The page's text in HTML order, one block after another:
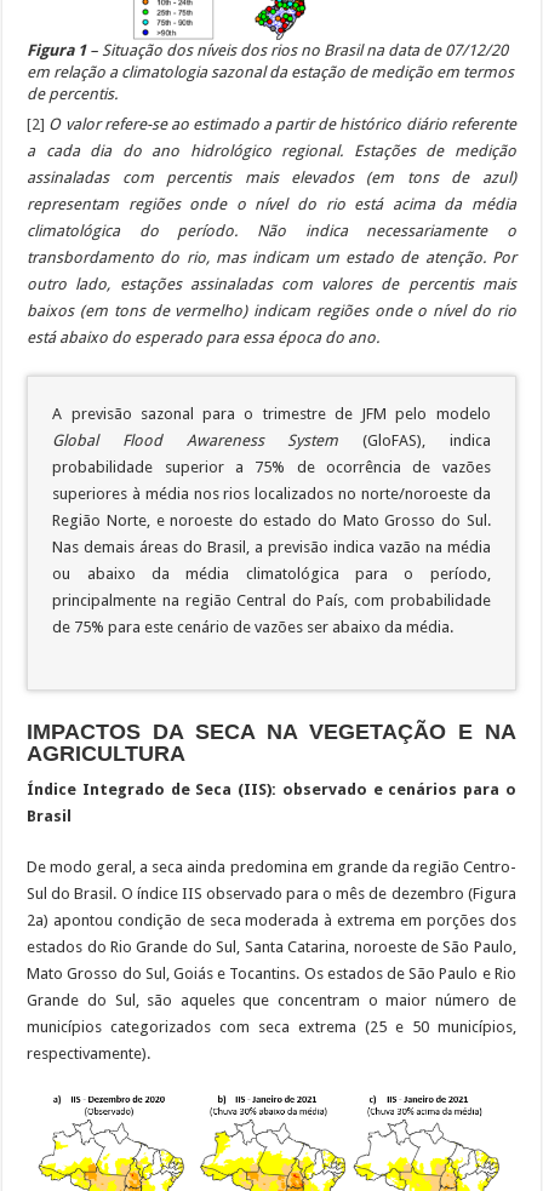
Figura 1– Situação dos níveis dos rios no Brasil na data de 07/12/20
em relação a climatologia sazonal da estação de medição em termos
de percentis.
[2] O valor refere-se ao estimado a partir de histórico diário referente
a cada dia do ano hidrológico regional. Estações de medição
assinaladas com percentis mais elevados (em tons de azul)
representam regiões onde o nível do rio está acima da média
climatológica do período. Não indica necessariamente o
transbordamento do rio, mas indicam um estado de atenção. Por
outro lado, estações assinaladas com valores de percentis mais
baixos (em tons de vermelho) indicam regiões onde o nível do rio
está abaixo do esperado para essa época do ano.
A previsão sazonal para o trimestre de JFM pelo modelo
Global Flood Awareness System (GloFAS), indica
probabilidade superior a 75% de ocorrência de vazões
superiores à média nos rios localizados no norte/noroeste da
Região Norte, e noroeste do estado do Mato Grosso do Sul.
Nas demais áreas do Brasil, a previsão indica vazão na média
ou abaixo da média climatológica para o período,
principalmente na região Central do País, com probabilidade
de 75% para este cenário de vazões ser abaixo da média.
IMPACTOS DA SECA NA VEGETAÇÃO E NA
AGRICULTURA
Índice Integrado de Seca (IIS): observado e cenários para o
Brasil
De modo geral, a seca ainda predomina em grande da região Centro-
Sul do Brasil. O índice IIS observado para o mês de dezembro (Figura
2a) apontou condição de seca moderada à extrema em porções dos
estados do Rio Grande do Sul, Santa Catarina, noroeste de São Paulo,
Mato Grosso do Sul, Goiás e Tocantins. Os estados de São Paulo e Rio
Grande do Sul, são aqueles que concentram o maior número de
municípios categorizados com seca extrema (25 e 50 municípios,
respectivamente).